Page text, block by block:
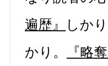
遍歴』
しかり
かり。
『略